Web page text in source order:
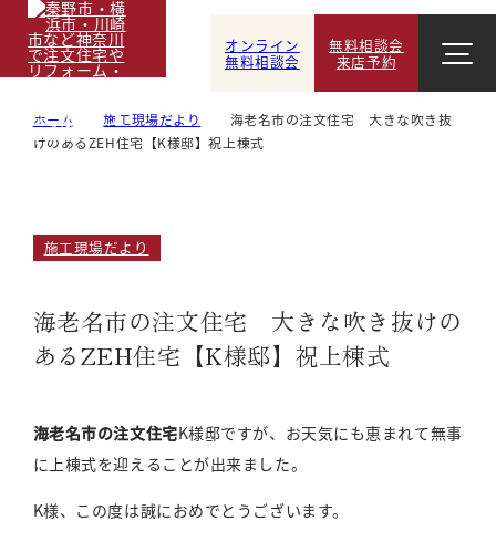
オンライン
無料相談会
無料相談会
来店予約
ホーム 施工現場だより
海老名市の注文住宅 大きな吹き抜
けのあるZEH住宅【K様邸】祝上棟式
施工現場だより
海老名市の注文住宅 大きな吹き抜けの
あるZEH住宅【K様邸】祝上棟式
海老名市の注文住宅K様邸ですが、お天気にも恵まれて無事
に上棟式を迎えることが出来ました。
K様、この度は誠におめでとうございます。